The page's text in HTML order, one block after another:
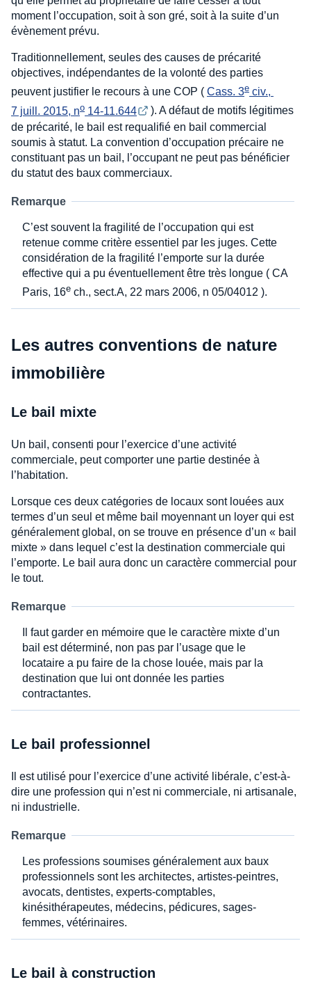
moment l’occupation, soit à son gré, soit à la suite d’un
évènement prévu.
Traditionnellement, seules des causes de précarité
objectives, indépendantes de la volonté des parties
peuvent justifier le recours à une COP ( Cass. 3e civ.,
7 juill. 2015, no 14-11.644
). A défaut de motifs légitimes
de précarité, le bail est requalifié en bail commercial
soumis à statut. La convention d’occupation précaire ne
constituant pas un bail, l’occupant ne peut pas bénéficier
du statut des baux commerciaux.
Remarque
C’est souvent la fragilité de l’occupation qui est
retenue comme critère essentiel par les juges. Cette
considération de la fragilité l’emporte sur la durée
effective qui a pu éventuellement être très longue ( CA
Paris, 16e ch., sect.A, 22 mars 2006, n 05/04012 ).
Les autres conventions de nature
immobilière
Le bail mixte
Un bail, consenti pour l’exercice d’une activité
commerciale, peut comporter une partie destinée à
l’habitation.
Lorsque ces deux catégories de locaux sont louées aux
termes d’un seul et même bail moyennant un loyer qui est
généralement global, on se trouve en présence d’un « bail
mixte » dans lequel c’est la destination commerciale qui
l’emporte. Le bail aura donc un caractère commercial pour
le tout.
Remarque
Il faut garder en mémoire que le caractère mixte d’un
bail est déterminé, non pas par l’usage que le
locataire a pu faire de la chose louée, mais par la
destination que lui ont donnée les parties
contractantes.
Le bail professionnel
Il est utilisé pour l’exercice d’une activité libérale, c’est-à-
dire une profession qui n’est ni commerciale, ni artisanale,
ni industrielle.
Remarque
Les professions soumises généralement aux baux
professionnels sont les architectes, artistes-peintres,
avocats, dentistes, experts-comptables,
kinésithérapeutes, médecins, pédicures, sages-
femmes, vétérinaires.
Le bail à construction